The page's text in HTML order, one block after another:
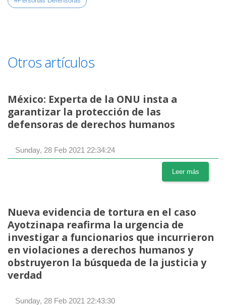
Otros artículos
México: Experta de la ONU insta a
garantizar la protección de las
defensoras de derechos humanos
Sunday, 28 Feb 2021 22:34:24
Leer más
Nueva evidencia de tortura en el caso
Ayotzinapa reafirma la urgencia de
investigar a funcionarios que incurrieron
en violaciones a derechos humanos y
obstruyeron la búsqueda de la justicia y
verdad
Sunday, 28 Feb 2021 22:43:30